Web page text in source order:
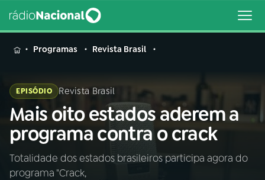
MENU
Buscar
na
Rádio
Nacional
Buscar
Programas Revista Brasil
EPISÓDIO Revista Brasil
Mais oito estados aderem a
programa contra o crack
Totalidade dos estados brasileiros participa agora do
programa "Crack,